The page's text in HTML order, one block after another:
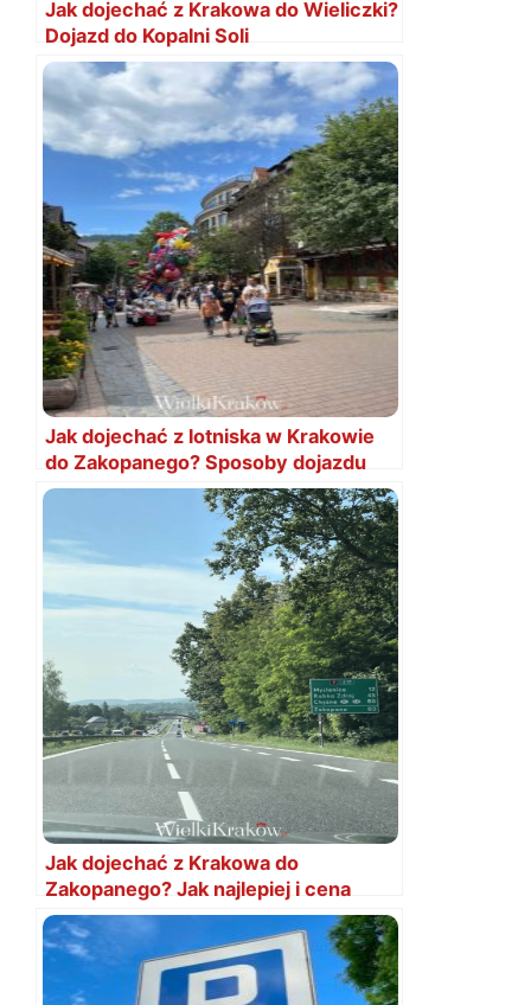
Jak dojechać z Krakowa do Wieliczki?
Dojazd do Kopalni Soli
Jak dojechać z lotniska w Krakowie
do Zakopanego? Sposoby dojazdu
Jak dojechać z Krakowa do
Zakopanego? Jak najlepiej i cena